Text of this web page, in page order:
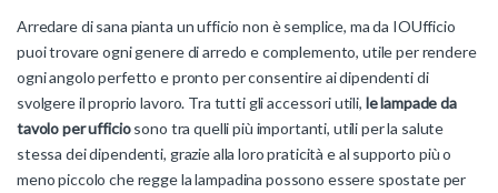
Arredare di sana pianta un ufficio non è semplice, ma da IOUfficio
puoi trovare ogni genere di arredo e complemento, utile per rendere
ogni angolo perfetto e pronto per consentire ai dipendenti di
svolgere il proprio lavoro. Tra tutti gli accessori utili, le lampade da
tavolo per ufficiosono tra quelli più importanti, utili per la salute
stessa dei dipendenti, grazie alla loro praticità e al supporto più o
meno piccolo che regge la lampadina possono essere spostate per